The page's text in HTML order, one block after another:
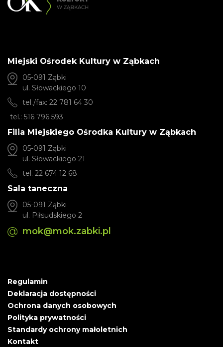
Miejski Ośrodek Kultury w Ząbkach
05-091 Ząbki
ul. Słowackiego 10
tel./fax: 22 781 64 30
tel.: 516 796 593
Filia Miejskiego Ośrodka Kultury w Ząbkach
05-091 Ząbki
ul. Słowackiego 21
tel. 22 674 12 68
Sala taneczna
05-091 Ząbki
ul. Piłsudskiego 2
mok@mok.zabki.pl
Regulamin
Deklaracja dostępności
Ochrona danych osobowych
Polityka prywatności
Standardy ochrony małoletnich
Kontakt